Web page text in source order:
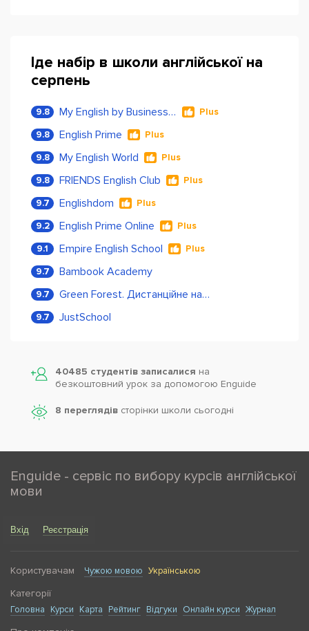
Іде набір в школи англійської на
серпень
9.8 My English by Business Language Plus
9.8 English Prime Plus
9.8 My English World Plus
9.8 FRIENDS English Club Plus
9.7 Englishdom Plus
9.2 English Prime Online Plus
9.1 Empire English School Plus
9.7 Bambook Academy
9.7 Green Forest. Дистанційне навчання
9.7 JustSchool
40485 студентів записалися на
безкоштовний урок за допомогою Enguide
8 переглядів сторінки школи cьогодні
Enguide - сервіс по вибору курсів англійської
мови
Вхід Реєстрація
Користувачам Чужою мовою Українською
Категорії
Головна Курси Карта Рейтинг Відгуки Онлайн курси Журнал